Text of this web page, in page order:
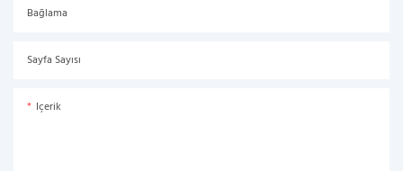
Bağlama
Sayfa Sayısı
Içerik